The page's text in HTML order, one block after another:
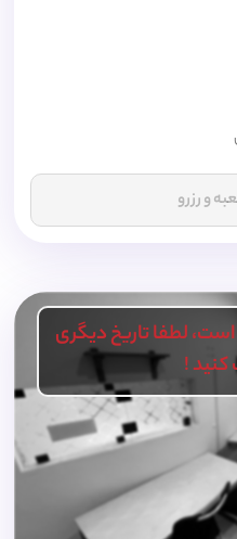
و رزرو
لطفا تاریخ دیگری
کنید !